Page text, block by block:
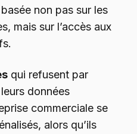
non pas sur les
mais sur l’accès aux
qui refusent par
données
commerciale se
alors qu’ils